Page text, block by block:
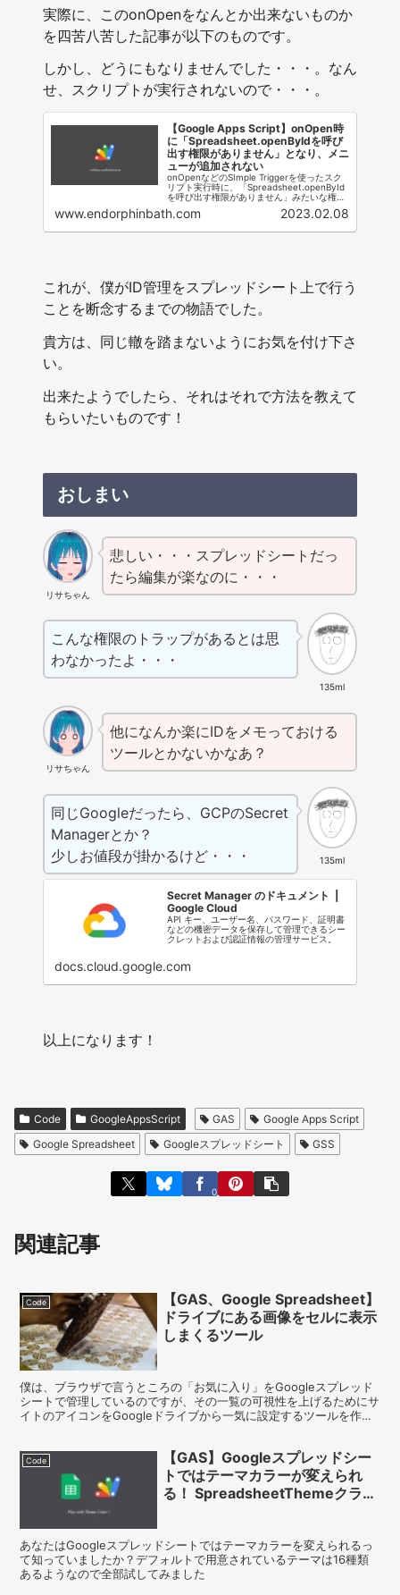
実際に、このonOpenをなんとか出来ないものか
を四苦八苦した記事が以下のものです。
しかし、どうにもなりませんでした・・・。なん
せ、スクリプトが実行されないので・・・。
【Google Apps Script】onOpen時
に「Spreadsheet.openByIdを呼び
出す権限がありません」となり、メニ
ューが追加されない
onOpenなどのSImple Triggerを使ったスク
リプト実行時に、「Spreadsheet.openById
を呼び出す権限がありません」みたいな権限
エラーが発生した時に試したことを紹介しま
す。
www.endorphinbath.com 2023.02.08
これが、僕がID管理をスプレッドシート上で行う
ことを断念するまでの物語でした。
貴方は、同じ轍を踏まないようにお気を付け下さ
い。
出来たようでしたら、それはそれで方法を教えて
もらいたいものです！
おしまい
リサちゃん
悲しい・・・スプレッドシートだっ
たら編集が楽なのに・・・
135ml
こんな権限のトラップがあるとは思
わなかったよ・・・
リサちゃん
他になんか楽にIDをメモっておける
ツールとかないかなあ？
135ml
同じGoogleだったら、GCPのSecret
Managerとか？
少しお値段が掛かるけど・・・
Secret Manager のドキュメント |
Google Cloud
API キー、ユーザー名、パスワード、証明書
などの機密データを保存して管理できるシー
クレットおよび認証情報の管理サービス。
docs.cloud.google.com
以上になります！
Code GoogleAppsScript GAS
Google Apps Script
Google Spreadsheet
Googleスプレッドシート GSS
0
関連記事
Code
【GAS、Google Spreadsheet】
ドライブにある画像をセルに表示
しまくるツール
僕は、ブラウザで言うところの「お気に入り」をGoogleスプレッド
シートで管理しているのですが、その一覧の可視性を上げるためにサ
イトのアイコンをGoogleドライブから一気に設定するツールを作り
Code
【GAS】Googleスプレッドシー
トではテーマカラーが変えられ
る！ SpreadsheetThemeクラス
あなたはGoogleスプレッドシートではテーマカラーを変えられるっ
て知っていましたか？デフォルトで用意されているテーマは16種類
あるようなので全部試してみました